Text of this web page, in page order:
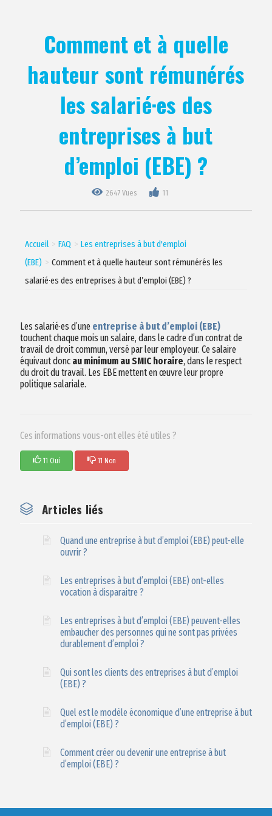
Comment et à quelle
hauteur sont rémunérés
les salarié·es des
entreprises à but
d’emploi (EBE) ?
2647 Vues 11
Accueil FAQ
Les entreprises à but d'emploi
(EBE)
Comment et à quelle hauteur sont rémunérés les
salarié·es des entreprises à but d’emploi (EBE) ?
Les salarié·es d’une entreprise à but d’emploi (EBE)
touchent chaque mois un salaire, dans le cadre d’un contrat de
travail de droit commun, versé par leur employeur. Ce salaire
équivaut donc au minimum au SMIC horaire, dans le respect
du droit du travail. Les EBE mettent en œuvre leur propre
politique salariale.
Ces informations vous-ont elles été utiles ?
11 Oui 11 Non
Articles liés
Quand une entreprise à but d’emploi (EBE) peut-elle
ouvrir ?
Les entreprises à but d’emploi (EBE) ont-elles
vocation à disparaitre ?
Les entreprises à but d’emploi (EBE) peuvent-elles
embaucher des personnes qui ne sont pas privées
durablement d’emploi ?
Qui sont les clients des entreprises à but d’emploi
(EBE) ?
Quel est le modèle économique d’une entreprise à but
d’emploi (EBE) ?
Comment créer ou devenir une entreprise à but
d’emploi (EBE) ?